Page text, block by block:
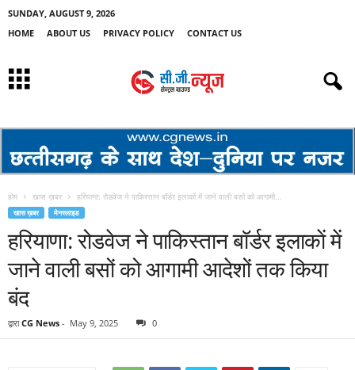
SUNDAY, AUGUST 9, 2026
HOME
ABOUT US PRIVACY POLICY CONTACT US
होम खास ख़बर हरियाणा: रोडवेज ने पाकिस्तान बॉर्डर इलाकाें में जाने वाली बसों को आगामी...
खास ख़बर मेनस्लाइड
हरियाणा: रोडवेज ने पाकिस्तान बॉर्डर इलाकाें में
जाने वाली बसों को आगामी आदेशों तक किया
बंद
द्वारा CG News - May 9, 2025 0